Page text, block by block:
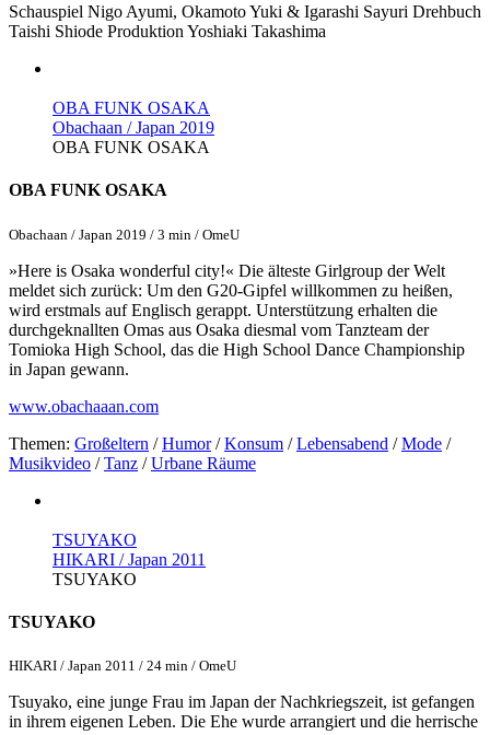
Schauspiel Nigo Ayumi, Okamoto Yuki & Igarashi Sayuri Drehbuch
Taishi Shiode Produktion Yoshiaki Takashima
OBA FUNK OSAKA
Obachaan / Japan 2019
OBA FUNK OSAKA
OBA FUNK OSAKA
Obachaan / Japan 2019 / 3 min / OmeU
»Here is Osaka wonderful city!« Die älteste Girlgroup der Welt
meldet sich zurück: Um den G20-Gipfel willkommen zu heißen,
wird erstmals auf Englisch gerappt. Unterstützung erhalten die
durchgeknallten Omas aus Osaka diesmal vom Tanzteam der
Tomioka High School, das die High School Dance Championship
in Japan gewann.
www.obachaaan.com
Themen: Großeltern /Humor/Konsum /Lebensabend /Mode /
Musikvideo /Tanz /Urbane Räume
TSUYAKO
HIKARI / Japan 2011
TSUYAKO
TSUYAKO
HIKARI / Japan 2011 / 24 min / OmeU
Tsuyako, eine junge Frau im Japan der Nachkriegszeit, ist gefangen
in ihrem eigenen Leben. Die Ehe wurde arrangiert und die herrische